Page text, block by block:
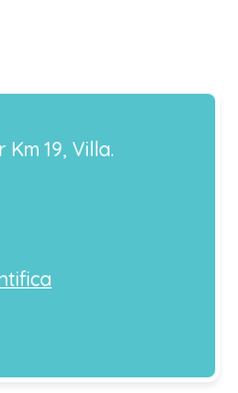
Km 19, Villa.